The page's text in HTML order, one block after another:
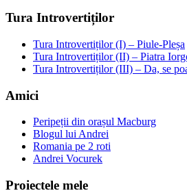
Tura Introvertiților
Tura Introvertiților (I) – Piule-Pleșa
Tura Introvertiților (II) – Piatra
Tura Introvertiților (III) – Da, se
Amici
Peripeții din orașul Macburg
Blogul lui Andrei
Romania pe 2 roti
Andrei Vocurek
Proiectele mele